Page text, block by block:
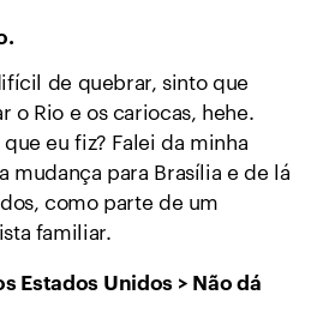
de quebrar, sinto que
o Rio e os cariocas, hehe.
eu fiz? Falei da minha
mudança para Brasília e de lá
como parte de um
familiar.
Estados Unidos > Não dá